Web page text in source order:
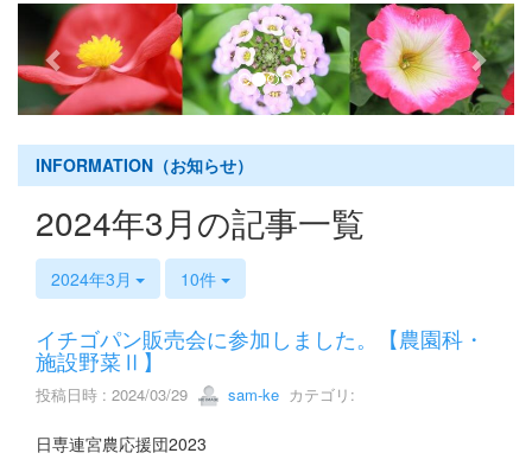
p
r
e
v
i
o
u
s
n
e
x
t
INFORMATION（お知らせ）
2024年3月の記事一覧
2024年3月 10件
イチゴパン販売会に参加しました。【農園科・
施設野菜Ⅱ】
投稿日時 : 2024/03/29 sam-ke カテゴリ:
日専連宮農応援団2023